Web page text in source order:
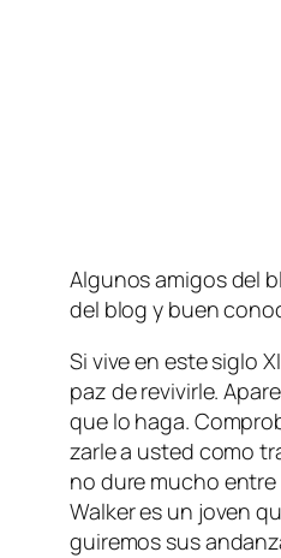
Algunos ami­gos del
del blog y buen
Si vi­ve en es­te si­glo
paz de re­vi­vir­le.
que lo ha­ga.
zar­le a us­ted co­mo
no du­re mu­cho
Walker es un jo­ven
gui­re­mos sus